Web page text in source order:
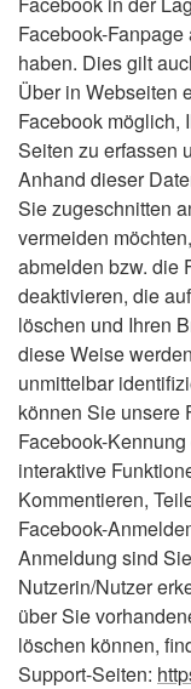
Facebook-
haben. Dies gilt
Über in Webseiten
Facebook möglich,
Seiten zu erfassen
Anhand dieser
Sie zugeschnitten
vermeiden
abmelden bzw. die
deaktivieren, die
löschen und Ihren
diese Weise
unmittelbar
können Sie unsere
Facebook-
interaktive
Kommentieren,
Facebook-
Anmeldung sind
Nutzerin/Nutzer
über Sie
löschen können,
Support-Seiten: